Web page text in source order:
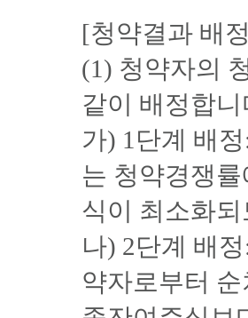
[청약결과 배
(1) 청약자의
같이 배정합니
가) 1단계 배
는 청약경쟁
식이 최소화
나) 2단계 배
약자로부터